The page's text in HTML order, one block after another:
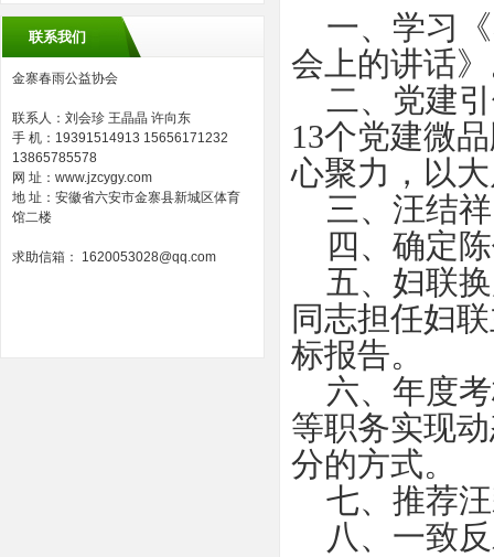
联系我们
金寨春雨公益协会
联系人：刘会珍 王晶晶 许向东
手 机：19391514913 15656171232
13865785578
网 址：www.jzcygy.com
地 址：安徽省六安市金寨县新城区体育
馆二楼
求助信箱： 1620053028@qq.com
一、学习《
会上的讲话
二、党建引
13个党建微
心聚力，以
三、汪结祥
四、确定陈
五、妇联换
同志担任妇
标报告。
六、年度考
等职务实现
分的方式。
七、推荐汪
八、一致反